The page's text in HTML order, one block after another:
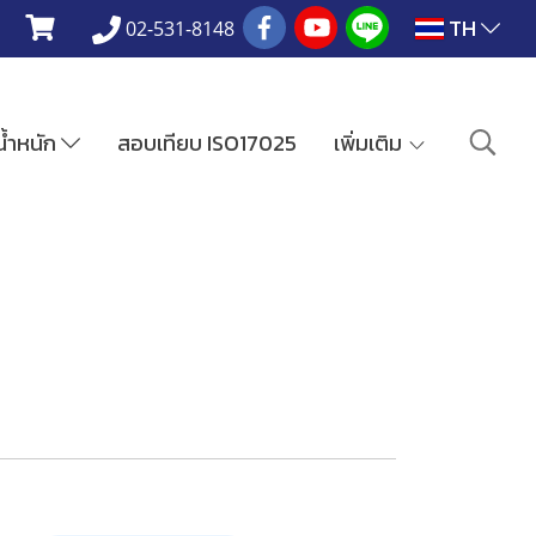
02-531-8148 TH
ำหนัก สอบเทียบ ISO17025 เพิ่มเติม